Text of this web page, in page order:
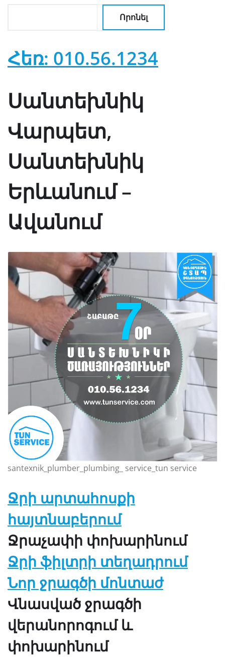
Որոնել
Հեռ: 010.56.1234
Սանտեխնիկ
Վարպետ,
Սանտեխնիկ
Երևանում –
Ավանում
santexnik_plumber_plumbing_ service_tun service
Ջրի արտահոսքի
հայտնաբերում
Ջրաչափի փոխարինում
Ջրի ֆիլտրի տեղադրում
Նոր ջրագծի մոնտաժ
Վնասված ջրագծի
վերանորոգում և
փոխարինում